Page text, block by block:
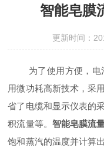
智能皂膜
更新时间：
为了使用方便，电池
用微功耗高新技术，采
省了电缆和显示仪表的
积流量等。 智能皂膜流
饱和蒸汽的温度并计算